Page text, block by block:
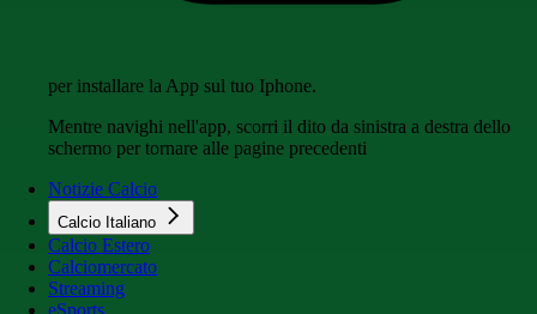
per installare la App sul tuo Iphone.
Mentre navighi nell'app, scorri il dito da sinistra a destra dello
schermo per tornare alle pagine precedenti
Notizie Calcio
Calcio Italiano
Calcio Estero
Calciomercato
Streaming